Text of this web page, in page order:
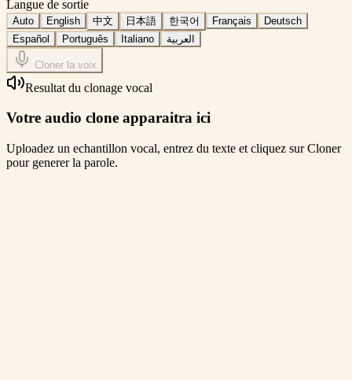
Langue de sortie
Auto English 中文 日本語 한국어 Français
Deutsch
Español
Português Italiano العربية
Cloner la voix
Resultat du clonage vocal
Votre audio clone apparaitra ici
Uploadez un echantillon vocal, entrez du texte et cliquez sur Cloner
pour generer la parole.